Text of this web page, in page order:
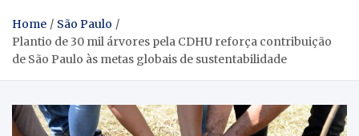
Home
São Paulo
Plantio de 30 mil árvores pela CDHU reforça contribuição
de São Paulo às metas globais de sustentabilidade